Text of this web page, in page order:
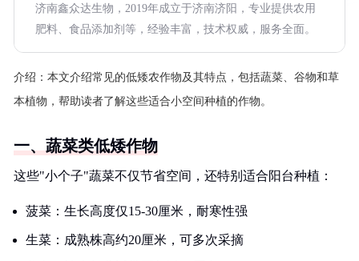
济南鑫众达生物，2019年成立于济南济阳，专业提供农用
肥料、食品添加剂等，经验丰富，技术权威，服务全面。
介绍： 本文介绍常见的低矮农作物及其特点，包括蔬菜、谷物和草
本植物，帮助读者了解这些适合小空间种植的作物。
一、蔬菜类低矮作物
这些"小个子"蔬菜不仅节省空间，还特别适合阳台种植：
菠菜：生长高度仅15-30厘米，耐寒性强
生菜：成熟株高约20厘米，可多次采摘